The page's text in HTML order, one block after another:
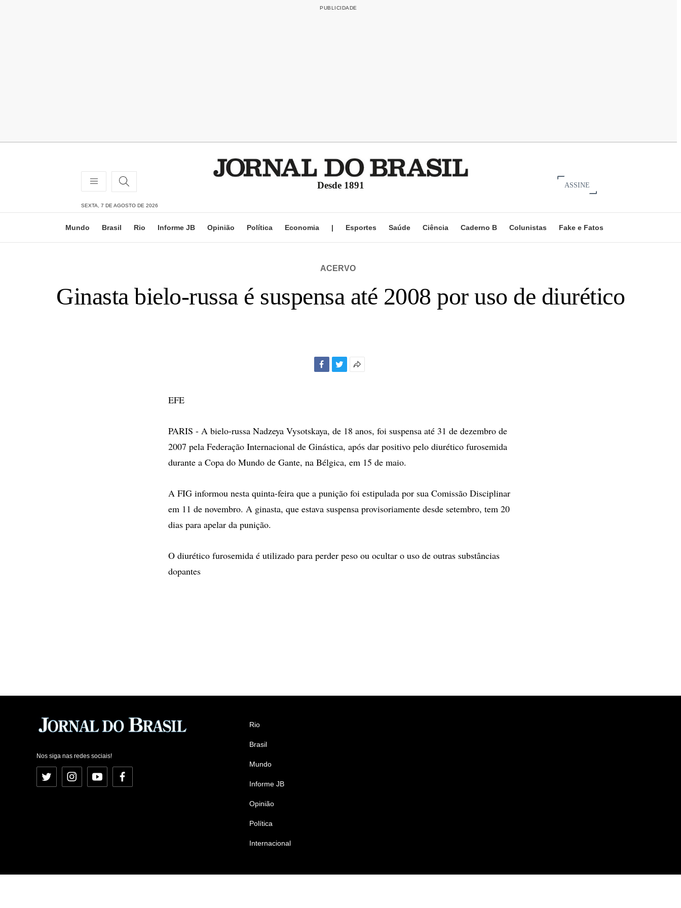
Desde 1891 ASSINE
SEXTA, 7 DE AGOSTO DE 2026
Mundo Brasil Rio Informe JB Opinião Política Economia | Esportes Saúde Ciência Caderno B Colunistas Fake e Fatos
ACERVO
Ginasta bielo-russa é suspensa até 2008 por uso de diurético
EFE
PARIS - A bielo-russa Nadzeya Vysotskaya, de 18 anos, foi suspensa até 31 de dezembro de
2007 pela Federação Internacional de Ginástica, após dar positivo pelo diurético furosemida
durante a Copa do Mundo de Gante, na Bélgica, em 15 de maio.
A FIG informou nesta quinta-feira que a punição foi estipulada por sua Comissão Disciplinar
em 11 de novembro. A ginasta, que estava suspensa provisoriamente desde setembro, tem 20
dias para apelar da punição.
O diurético furosemida é utilizado para perder peso ou ocultar o uso de outras substâncias
dopantes
Nos siga nas redes sociais!
Twitter InstagramYouTubeFacebook
Rio
Brasil
Mundo
Informe JB
Opinião
Política
Internacional